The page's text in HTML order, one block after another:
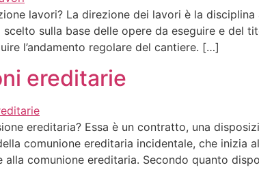
lavori? La direzione dei lavori è la
scelto sulla base delle opere da eseguire e del
l’andamento regolare del cantiere. […]
ereditarie
ereditaria? Essa è un contratto, una
comunione ereditaria incidentale, che inizia
alla comunione ereditaria. Secondo quanto